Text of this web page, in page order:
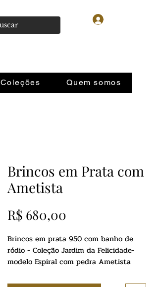
Coleções Quem somos
Brincos em Prata com
Ametista
R$ 680,00
Brincos em prata 950 com banho de
ródio - Coleção Jardim da Felicidade-
modelo Espiral com pedra Ametista